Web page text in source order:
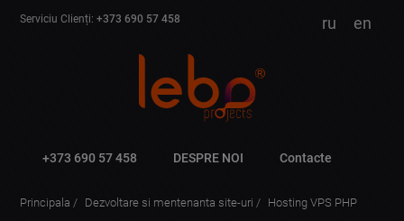
Serviciu Clienți:+373 690 57 458 ru en
+373 690 57 458 DESPRE NOI Contacte
Principala Dezvoltare si mentenanta site-uri Hosting VPS PHP